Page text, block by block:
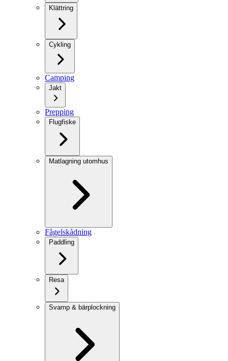
Klättring
Cykling
Camping
Jakt
Prepping
Flugfiske
Matlagning utomhus
Fågelskådning
Paddling
Resa
Svamp & bärplockning